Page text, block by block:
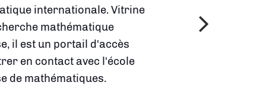
internationale. Vitrine
mathématique
il est un portail d'accès
en contact avec l'école
de mathématiques.
2023 par l'Insmi, cette
en image les domaines de
en mathématiques et
les mathématiques
à des questions